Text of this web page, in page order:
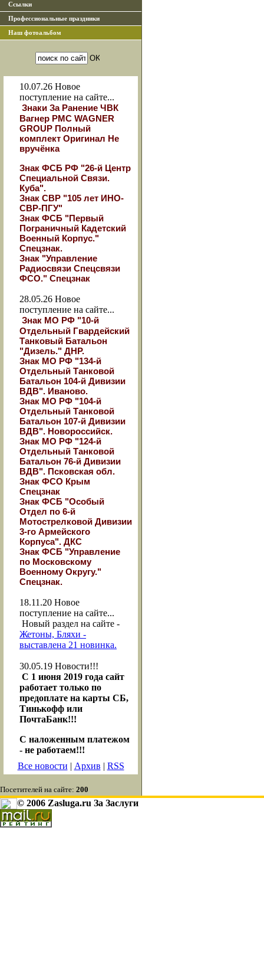
Ссылки
Профессиональные праздники
Наш фотоальбом
10.07.26 Новое
поступление на сайте...
Знаки За Ранение ЧВК
Вагнер РМС WAGNER
GROUP Полный
комплект Оригинал Не
вручёнка
Знак ФСБ РФ "26-й Центр
Специальной Связи.
Куба".
Знак СВР "105 лет ИНО-
СВР-ПГУ"
Знак ФСБ "Первый
Пограничный Кадетский
Военный Корпус."
Спецзнак.
Знак "Управление
Радиосвязи Спецсвязи
ФСО." Спецзнак
28.05.26 Новое
поступление на сайте...
Знак МО РФ "10-й
Отдельный Гвардейский
Танковый Батальон
"Дизель." ДНР.
Знак МО РФ "134-й
Отдельный Танковой
Батальон 104-й Дивизии
ВДВ". Иваново.
Знак МО РФ "104-й
Отдельный Танковой
Батальон 107-й Дивизии
ВДВ". Новороссийск.
Знак МО РФ "124-й
Отдельный Танковой
Батальон 76-й Дивизии
ВДВ". Псковская обл.
Знак ФСО Крым
Спецзнак
Знак ФСБ "Особый
Отдел по 6-й
Мотострелковой Дивизии
3-го Армейского
Корпуса". ДКС
Знак ФСБ "Управление
по Московскому
Военному Округу."
Спецзнак.
18.11.20 Новое
поступление на сайте...
Новый раздел на сайте -
Жетоны, Бляхи -
выставлена 21 новинка.
30.05.19 Новости!!!
С 1 июня 2019 года сайт
работает только по
предоплате на карты СБ,
Тинькофф или
ПочтаБанк!!!
С наложенным платежом
- не работаем!!!
Все новости | Архив | RSS
Посетителей на сайте: 200
© 2006 Zasluga.ru За Заслуги